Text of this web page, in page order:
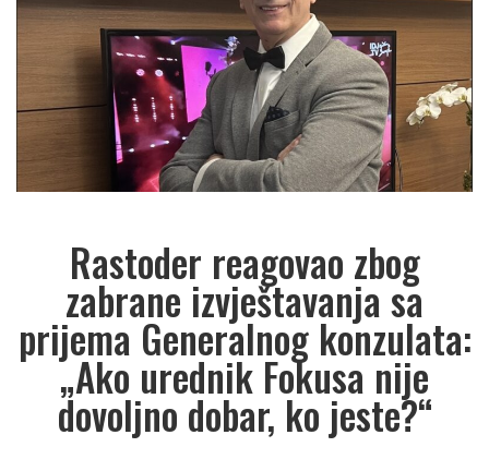
Rastoder reagovao zbog
zabrane izvještavanja sa
prijema Generalnog konzulata:
„Ako urednik Fokusa nije
dovoljno dobar, ko jeste?“